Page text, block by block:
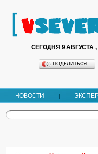
СЕГОДНЯ 9 АВГУСТА
ПОДЕЛИТЬСЯ…
НОВОСТИ